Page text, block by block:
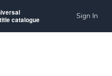
Sign In